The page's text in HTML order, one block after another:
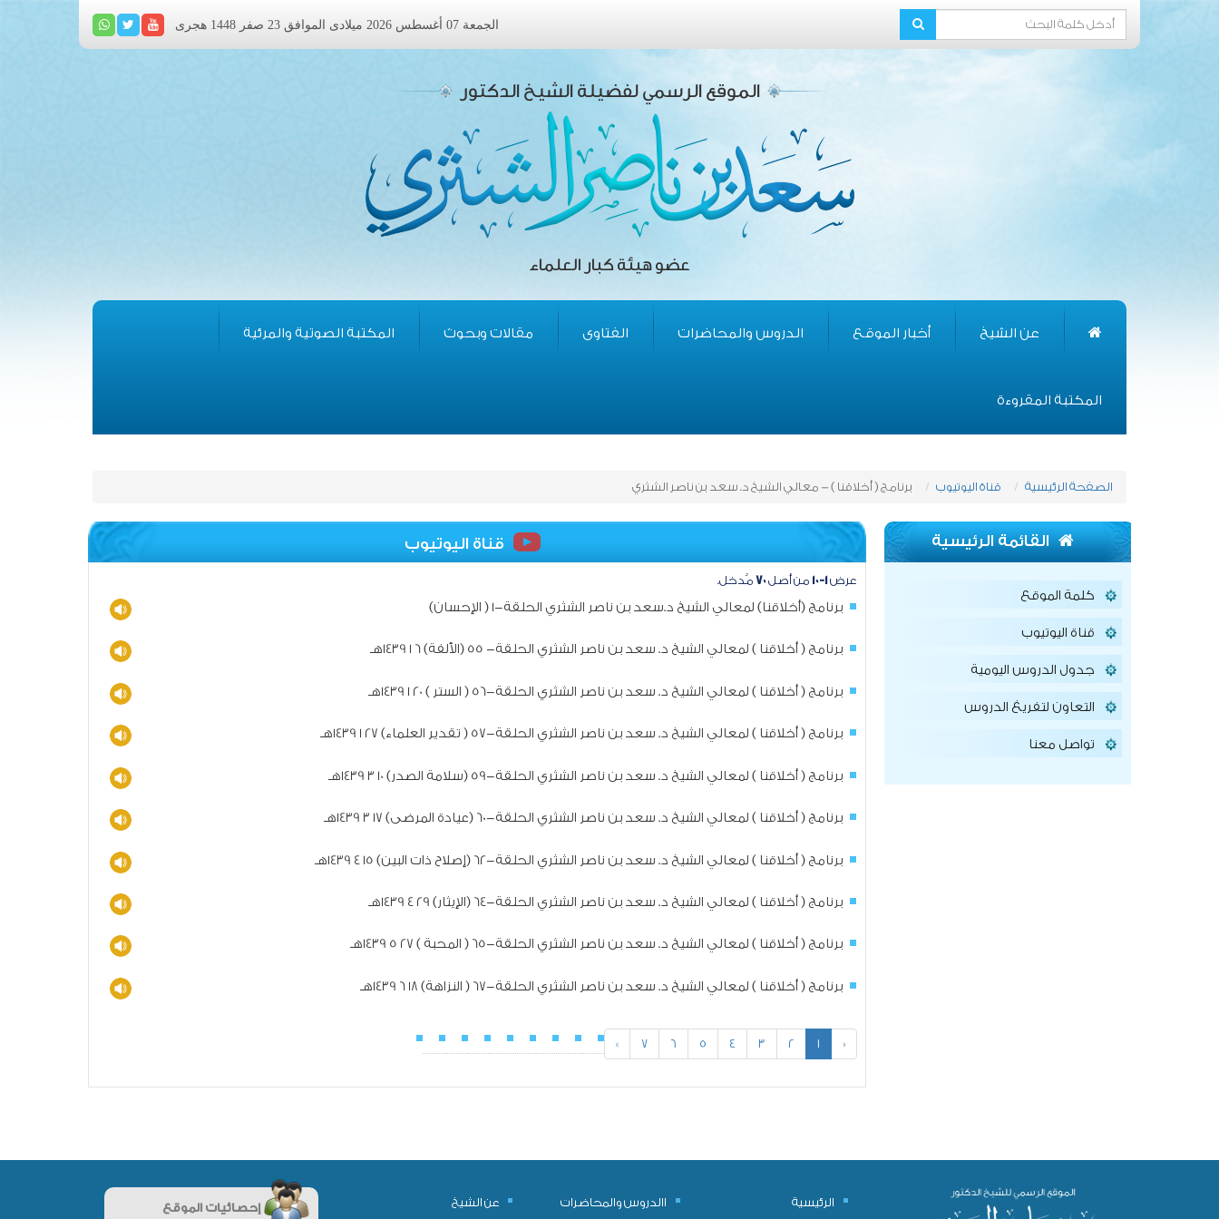
الجمعة 07 أغسطس 2026 ميلادى الموافق 23 صفر 1448 هجرى
الموقع الرسمي لفضيلة الشيخ الدكتور
عضو هيئة كبار العلماء
عن الشيخ أخبار الموقع الدروس والمحاضرات الفتاوى مقالات وبحوث المكتبة الصوتية والمرئية
المكتبة المقروءة
الصفحة الرئيسية قناة اليوتيوب برنامج ( أخلاقنا ) - معالي الشيخ د. سعد بن ناصر الشثري
القائمة الرئيسية
كلمة الموقع
قناة اليوتيوب
جدول الدروس اليومية
التعاون لتفريغ الدروس
تواصل معنا
قناة اليوتيوب
عرض ١-١٠ من أصل٧٠ مُدخل.
برنامج (أخلاقنا) لمعالي الشيخ د.سعد بن ناصر الشثري الحلقة-1 ( الإحسان)
برنامج ( أخلاقنا ) لمعالي الشيخ د. سعد بن ناصر الشثري الحلقة- 55 (الألفة) 6 1 1439هـ
برنامج ( أخلاقنا ) لمعالي الشيخ د. سعد بن ناصر الشثري الحلقة-56 ( الستر ) 20 1 1439هـ
برنامج ( أخلاقنا ) لمعالي الشيخ د. سعد بن ناصر الشثري الحلقة-57 ( تقدير العلماء) 27 1 1439هـ
برنامج ( أخلاقنا ) لمعالي الشيخ د. سعد بن ناصر الشثري الحلقة-59 (سلامة الصدر) 10 3 1439هـ
برنامج ( أخلاقنا ) لمعالي الشيخ د. سعد بن ناصر الشثري الحلقة-60 (عيادة المرضى) 17 3 1439هـ
برنامج ( أخلاقنا ) لمعالي الشيخ د. سعد بن ناصر الشثري الحلقة-62 (إصلاح ذات البين) 15 4 1439هـ
برنامج ( أخلاقنا ) لمعالي الشيخ د. سعد بن ناصر الشثري الحلقة-64 (الإيثار) 29 4 1439هـ
برنامج ( أخلاقنا ) لمعالي الشيخ د. سعد بن ناصر الشثري الحلقة-65 ( المحبة ) 27 5 1439هـ
برنامج ( أخلاقنا ) لمعالي الشيخ د. سعد بن ناصر الشثري الحلقة-67 ( النزاهة) 18 6 1439هـ
«
1
2
3
4
5
6
7
»
الرئيسية االدروس والمحاضرات عن الشيخ إحصائيات الموقع